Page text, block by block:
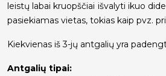
leistų labai kruopščiai išvalyti ikuo
pasiekiamas vietas, tokias kaip pvz.
Kiekvienas iš 3-jų antgalių yra
Antgalių tipai: